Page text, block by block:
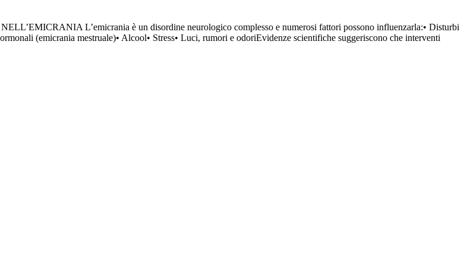
L’emicrania è un disordine neurologico complesso e numerosi fattori possono influenzarla:• Disturbi
(emicrania mestruale)• Alcool• Stress• Luci, rumori e odoriEvidenze scientifiche suggeriscono che interventi